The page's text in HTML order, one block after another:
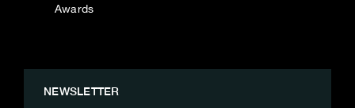
Awards
NEWSLETTER